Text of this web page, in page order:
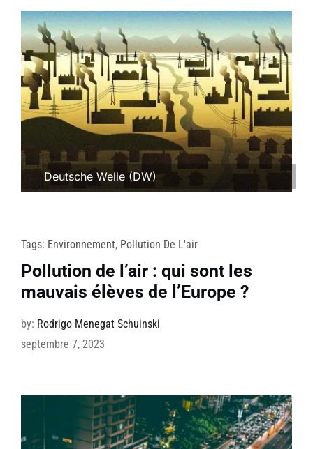
Français
Deutsche Welle (DW)
Tags: Environnement, Pollution De L'air
Pollution de l’air : qui sont les
mauvais élèves de l’Europe ?
by: Rodrigo Menegat Schuinski
septembre 7, 2023